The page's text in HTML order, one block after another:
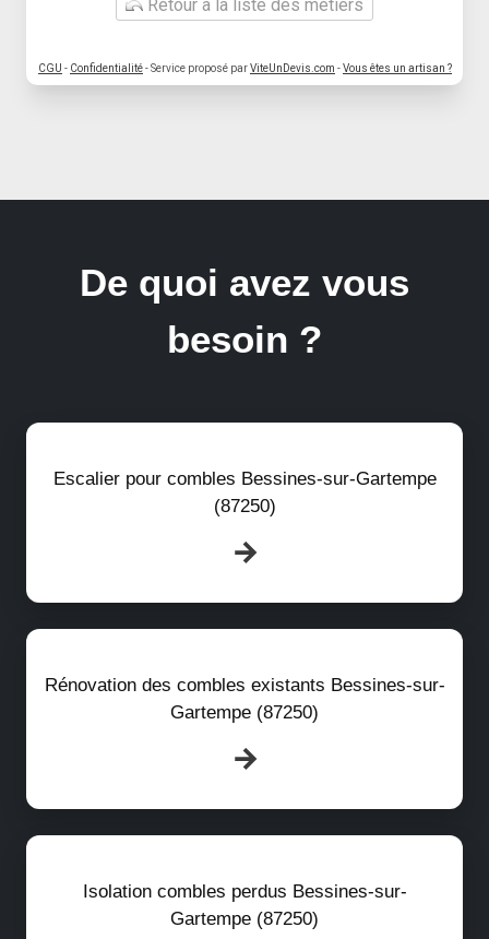
Retour à la liste des métiers
CGU - Confidentialité- Service proposé parViteUnDevis.com -Vous êtes un artisan ?
De quoi avez vous
besoin ?
Escalier pour combles Bessines-sur-Gartempe
(87250)
Rénovation des combles existants Bessines-sur-
Gartempe (87250)
Isolation combles perdus Bessines-sur-
Gartempe (87250)